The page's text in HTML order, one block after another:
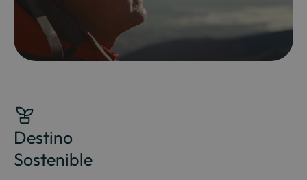
Destino
Sostenible